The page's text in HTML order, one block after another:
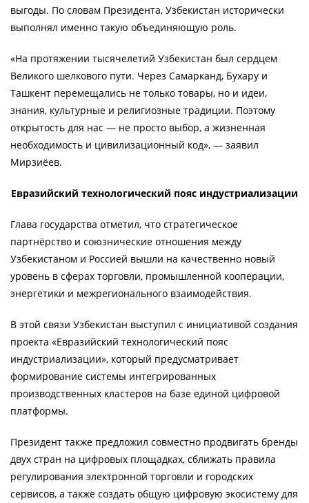
выгоды. По словам Президента, Узбекистан исторически
выполнял именно такую объединяющую роль.
«На протяжении тысячелетий Узбекистан был сердцем
Великого шелкового пути. Через Самарканд, Бухару и
Ташкент перемещались не только товары, но и идеи,
знания, культурные и религиозные традиции. Поэтому
открытость для нас — не просто выбор, а жизненная
необходимость и цивилизационный код», — заявил
Мирзиёев.
Евразийский технологический пояс индустриализации
Глава государства отметил, что стратегическое
партнёрство и союзнические отношения между
Узбекистаном и Россией вышли на качественно новый
уровень в сферах торговли, промышленной кооперации,
энергетики и межрегионального взаимодействия.
В этой связи Узбекистан выступил с инициативой создания
проекта «Евразийский технологический пояс
индустриализации», который предусматривает
формирование системы интегрированных
производственных кластеров на базе единой цифровой
платформы.
Президент также предложил совместно продвигать бренды
двух стран на цифровых площадках, сближать правила
регулирования электронной торговли и городских
сервисов, а также создать общую цифровую экосистему для